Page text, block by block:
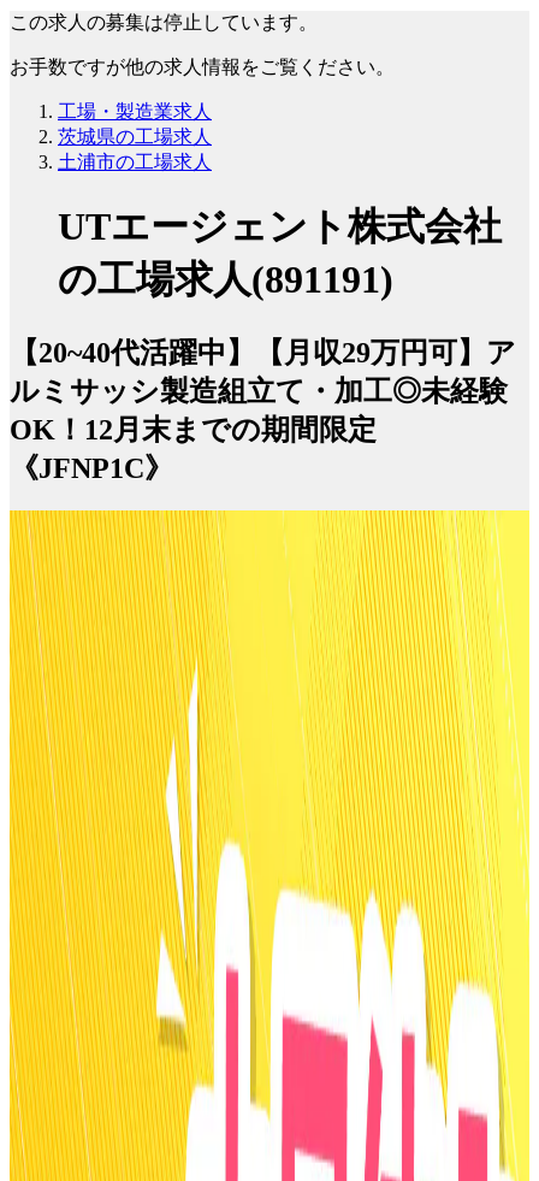
この求人の募集は停止しています。
お手数ですが他の求人情報をご覧ください。
工場・製造業求人
茨城県の工場求人
土浦市の工場求人
UTエージェント株式会社
の工場求人(891191)
【20~40代活躍中】【月収29万円可】ア
ルミサッシ製造組立て・加工◎未経験
OK！12月末までの期間限定
《JFNP1C》